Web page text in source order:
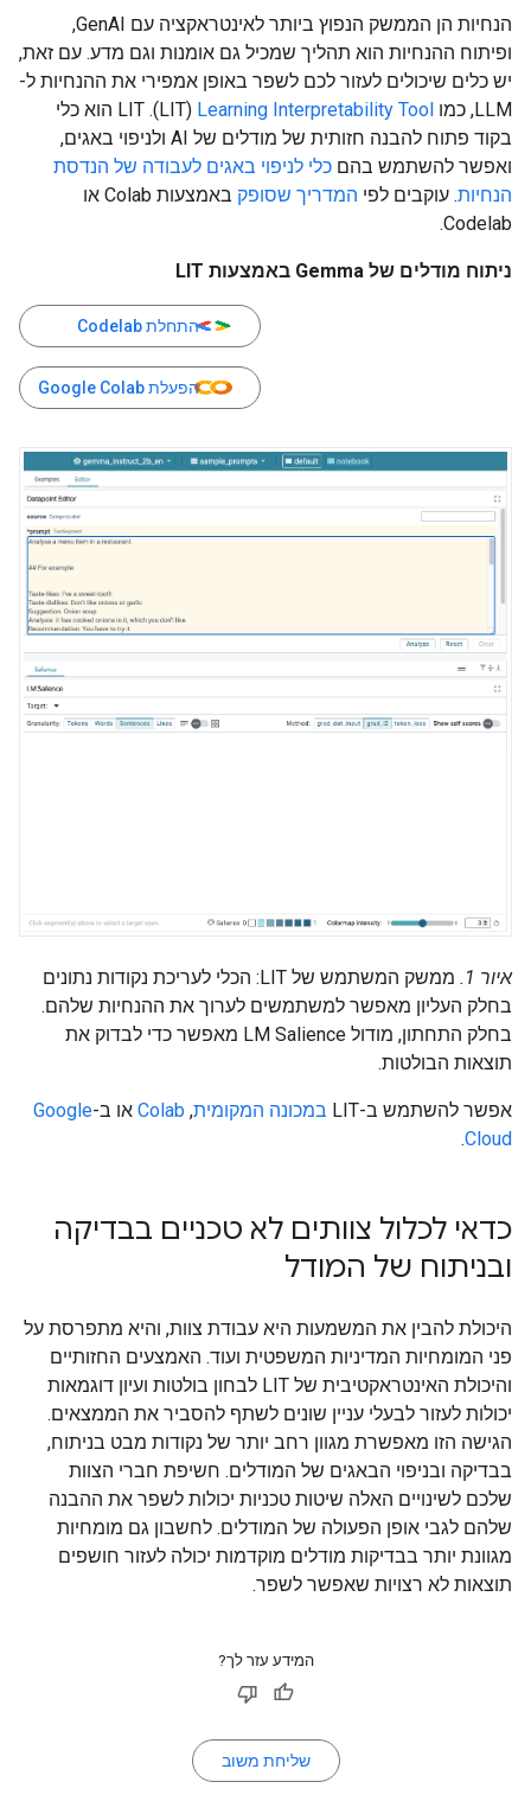
הנחיות הן הממשק הנפוץ ביותר לאינטראקציה עם GenAI,
ופיתוח ההנחיות הוא תהליך שמכיל גם אומנות וגם מדע. עם זאת,
יש כלים שיכולים לעזור לכם לשפר באופן אמפירי את ההנחיות ל-
LLM, כמו
Learning Interpretability Tool
‏ (LIT). LIT הוא כלי
בקוד פתוח להבנה חזותית של מודלים של AI ולניפוי באגים,
ואפשר להשתמש בהם כלי לניפוי באגים לעבודה של הנדסת
הנחיות. עוקבים לפי המדריך שסופק
באמצעות Colab או
Codelab.
ניתוח מודלים של Gemma באמצעות LIT
התחלת Codelab
הפעלת Google Colab
איור 1.
ממשק המשתמש של LIT: הכלי לעריכת נקודות נתונים
בחלק העליון מאפשר למשתמשים לערוך את ההנחיות שלהם.
בחלק התחתון, מודול LM Salience מאפשר כדי לבדוק את
תוצאות הבולטות.
אפשר להשתמש ב-LIT במכונה המקומית,
Colab או ב-Google
Cloud
.
כדאי לכלול צוותים לא טכניים בבדיקה
ובניתוח של המודל
היכולת להבין את המשמעות היא עבודת צוות, והיא מתפרסת על
פני המומחיות המדיניות המשפטית ועוד. האמצעים החזותיים
והיכולת האינטראקטיבית של LIT לבחון בולטות ועיון דוגמאות
יכולות לעזור לבעלי עניין שונים לשתף להסביר את הממצאים.
הגישה הזו מאפשרת מגוון רחב יותר של נקודות מבט בניתוח,
בבדיקה ובניפוי הבאגים של המודלים. חשיפת חברי הצוות
שלכם לשינויים האלה שיטות טכניות יכולות לשפר את ההבנה
שלהם לגבי אופן הפעולה של המודלים. לחשבון גם מומחיות
מגוונת יותר בבדיקות מודלים מוקדמות יכולה לעזור חושפים
תוצאות לא רצויות שאפשר לשפר.
המידע עזר לך?
שליחת משוב